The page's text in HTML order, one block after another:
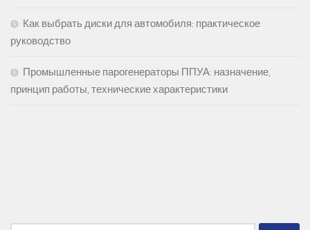
Как выбрать диски для автомобиля: практическое
руководство
Промышленные парогенераторы ППУА: назначение,
принцип работы, технические характеристики